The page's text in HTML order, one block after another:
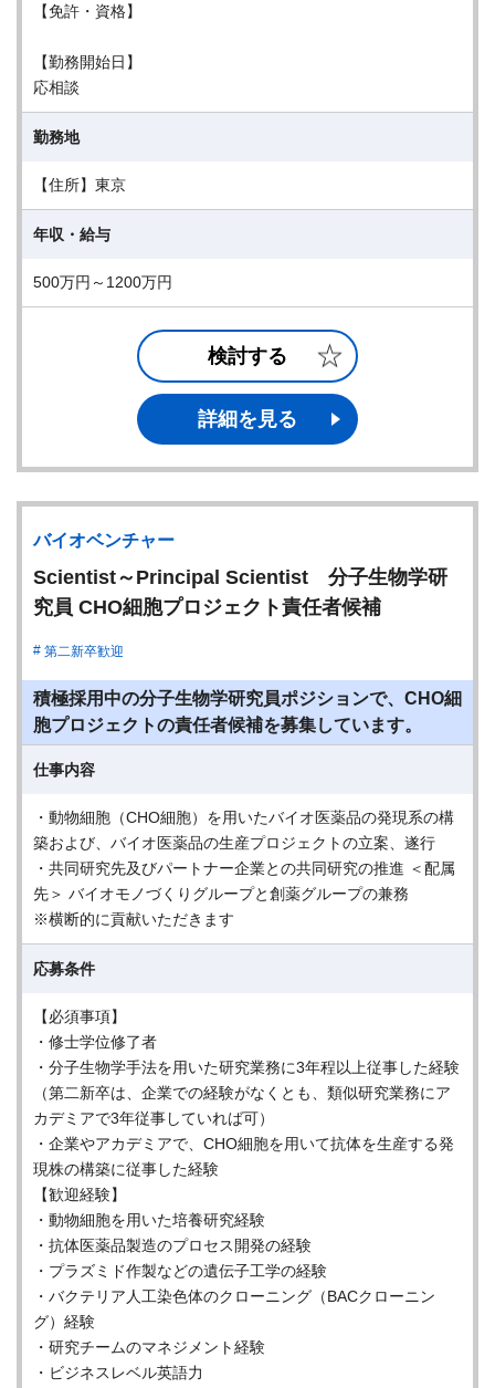
【免許・資格】
【勤務開始日】
応相談
勤務地
【住所】東京
年収・給与
500万円～1200万円
検討する
詳細を見る
バイオベンチャー
Scientist～Principal Scientist 分子生物学研
究員 CHO細胞プロジェクト責任者候補
第二新卒歓迎
積極採用中の分子生物学研究員ポジションで、CHO細
胞プロジェクトの責任者候補を募集しています。
仕事内容
・動物細胞（CHO細胞）を用いたバイオ医薬品の発現系の構
築および、バイオ医薬品の生産プロジェクトの立案、遂行
・共同研究先及びパートナー企業との共同研究の推進 ＜配属
先＞ バイオモノづくりグループと創薬グループの兼務
※横断的に貢献いただきます
応募条件
【必須事項】
・修士学位修了者
・分子生物学手法を用いた研究業務に3年程以上従事した経験
（第二新卒は、企業での経験がなくとも、類似研究業務にア
カデミアで3年従事していれば可）
・企業やアカデミアで、CHO細胞を用いて抗体を生産する発
現株の構築に従事した経験
【歓迎経験】
・動物細胞を用いた培養研究経験
・抗体医薬品製造のプロセス開発の経験
・プラズミド作製などの遺伝子工学の経験
・バクテリア人工染色体のクローニング（BACクローニン
グ）経験
・研究チームのマネジメント経験
・ビジネスレベル英語力